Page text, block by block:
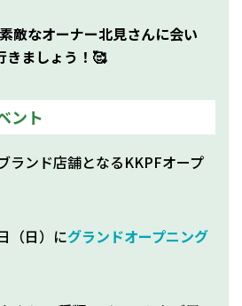
敵なオーナー北見さんに会い
きましょう！🥰
ント
ランド店舗となるKKPFオープ
（日）にグランドオープニング